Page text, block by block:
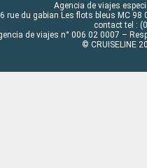
Agencia de viajes
rue du gabian Les flots bleus MC
contact tel :
de viajes n° 006 02 0007 –
© CRUISELINE